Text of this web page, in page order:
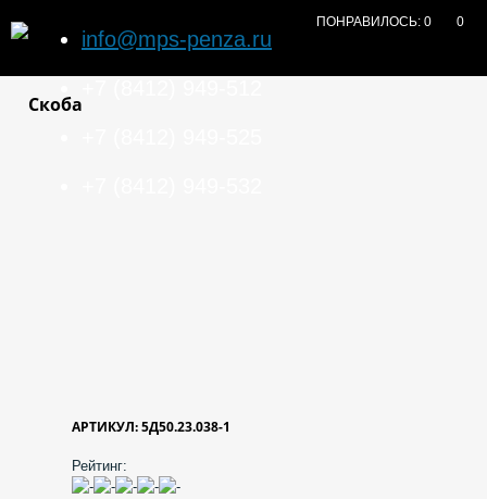
info@mps-penza.ru
ПОНРАВИЛОСЬ: 0 0
Скоба
АРТИКУЛ: 5Д50.23.038-1
Рейтинг: